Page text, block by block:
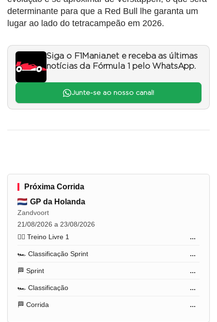
determinante para que a Red Bull lhe garanta um
lugar ao lado do tetracampeão em 2026.
Siga o F1Mania.net e receba as últimas
notícias da Fórmula 1 pelo WhatsApp.
Junte-se ao nosso canal!
Próxima Corrida
GP da Holanda
Zandvoort
21/08/2026 a 23/08/2026
🏋️‍♂️ Treino Livre 1
...
🏎️ Classificação Sprint ...
🏁 Sprint ...
🏎️ Classificação ...
🏁 Corrida ...